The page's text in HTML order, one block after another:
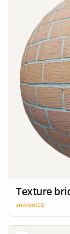
Texture
ambientCG